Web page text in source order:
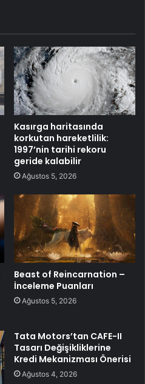
Kasırga haritasında
korkutan hareketlilik:
1997’nin tarihi rekoru
geride kalabilir
Ağustos 5, 2026
Beast of Reincarnation –
İnceleme Puanları
Ağustos 5, 2026
Tata Motors’tan CAFE-II
Tasarı Değişikliklerine
Kredi Mekanizması Önerisi
Ağustos 4, 2026